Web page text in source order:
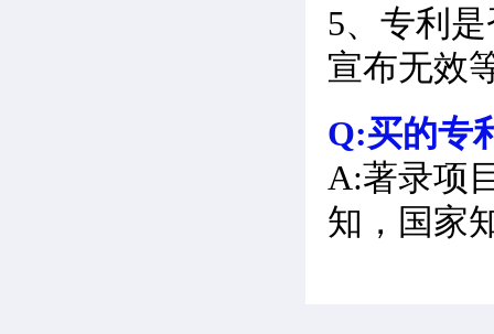
5、专利
宣布无效
Q:买的专
A:著录项
知，国家